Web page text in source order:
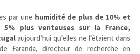
par une humidité de plus de 10% et
5% plus venteuses sur la France,
aujourd’hui qu’elles ne l’étaient dans
Faranda, directeur de recherche en